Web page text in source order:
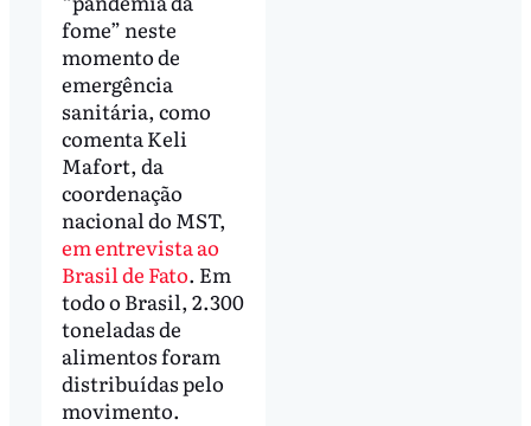
fome” neste
momento de
emergência
sanitária, como
comenta Keli
Mafort, da
coordenação
nacional do MST,
em entrevista ao
Brasil de Fato. Em
todo o Brasil, 2.300
toneladas de
alimentos foram
distribuídas pelo
movimento.